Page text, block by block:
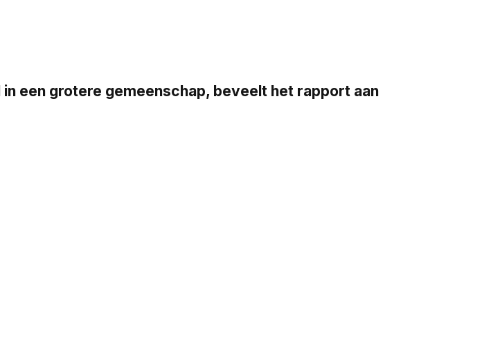
een grotere gemeenschap, beveelt het rapport aan